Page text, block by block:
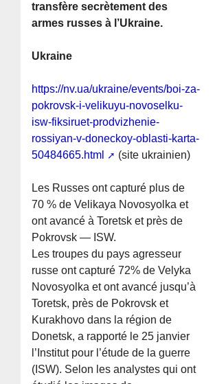
transfère secrètement des
armes russes à l’Ukraine.
Ukraine
https://nv.ua/ukraine/events/boi-za-
pokrovsk-i-velikuyu-novoselku-
isw-fiksiruet-prodvizhenie-
rossiyan-v-doneckoy-oblasti-karta-
50484665.html
(site ukrainien)
Les Russes ont capturé plus de
70 % de Velikaya Novosyolka et
ont avancé à Toretsk et près de
Pokrovsk — ISW.
Les troupes du pays agresseur
russe ont capturé 72% de Velyka
Novosyolka et ont avancé jusqu’à
Toretsk, près de Pokrovsk et
Kurakhovo dans la région de
Donetsk, a rapporté le 25 janvier
l’Institut pour l’étude de la guerre
(ISW). Selon les analystes qui ont